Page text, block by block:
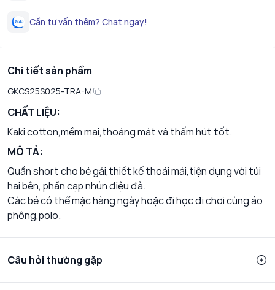
Cần tư vấn thêm? Chat ngay!
Chi tiết sản phẩm
GKCS25S025-TRA-M
CHẤT LIỆU:
Kaki cotton,mềm mại,thoáng mát và thấm hút tốt.
MÔ TẢ:
Quần short cho bé gái,thiết kế thoải mái,tiện dụng với túi
hai bên, phần cạp nhún điệu đà.
Các bé có thể mặc hàng ngày hoặc đi học đi chơi cùng áo
phông,polo.
Câu hỏi thường gặp